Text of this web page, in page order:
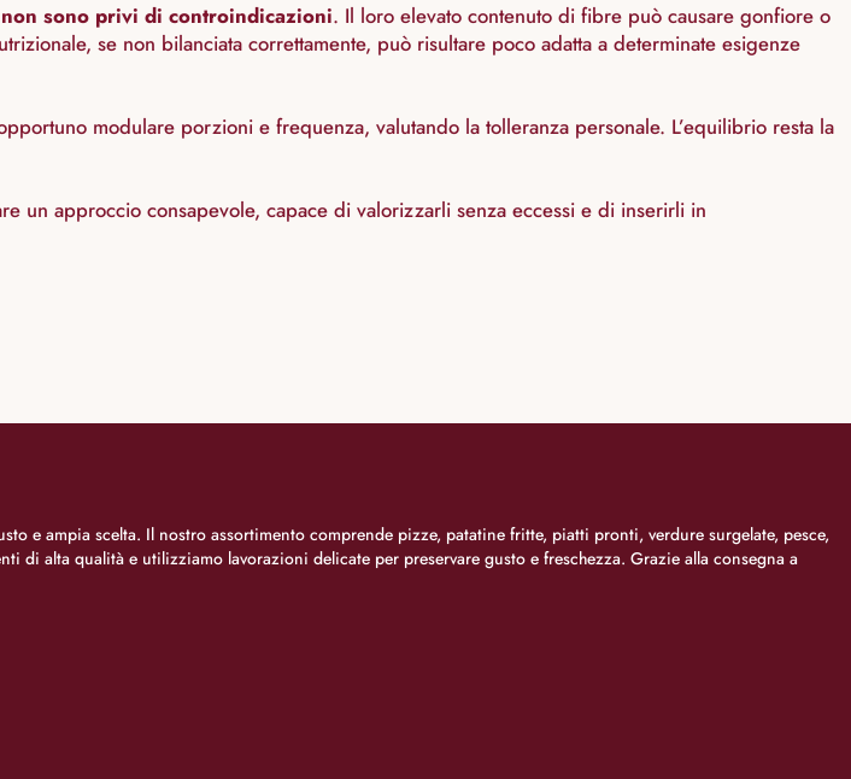
sono privi di controindicazioni. Il loro elevato contenuto di fibre può causare gonfiore o
se non bilanciata correttamente, può risultare poco adatta a determinate esigenze
modulare porzioni e frequenza, valutando la tolleranza personale. L’equilibrio resta la
un approccio consapevole, capace di valorizzarli senza eccessi e di inserirli in
ampia scelta. Il nostro assortimento comprende pizze, patatine fritte, piatti pronti, verdure surgelate, pesce,
alta qualità e utilizziamo lavorazioni delicate per preservare gusto e freschezza. Grazie alla consegna a